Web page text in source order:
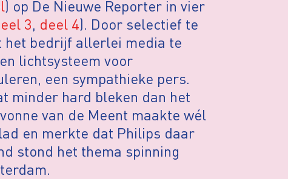
) op De Nieuwe Reporter in vier
3, deel 4). Door selectief te
het bedrijf allerlei media te
lichtsysteem voor
een sympathieke pers.
minder hard bleken dan het
van de Meent maakte wél
en merkte dat Philips daar
stond het thema spinning